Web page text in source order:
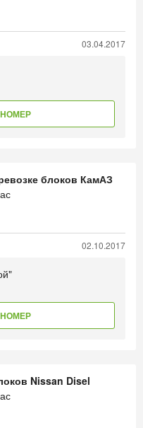
03.04.2017
блоков КамАЗ
02.10.2017
Nissan Disel